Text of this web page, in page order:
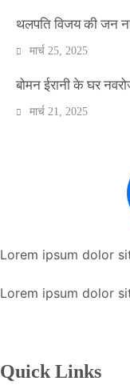
थलपति विजय की जन
मार्च 25, 2025
बोमन ईरानी के घर
मार्च 21, 2025
Lorem ipsum dolor
Lorem ipsum dolor
Quick Links